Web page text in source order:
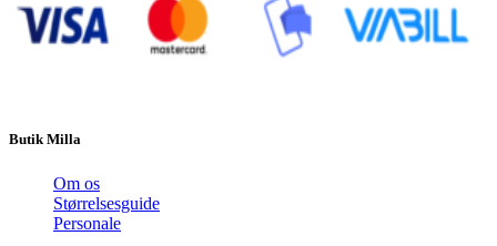
Butik Milla
Om os
Størrelsesguide
Personale